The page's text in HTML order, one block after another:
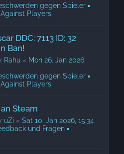
gegen Spieler ▪
Players
DDC: 7113 ID: 32
Ban!
Rahu « Mon 26. Jan 2026,
gegen Spieler ▪
Players
Steam
uZi « Sat 10. Jan 2026, 15:34
und Fragen ▪